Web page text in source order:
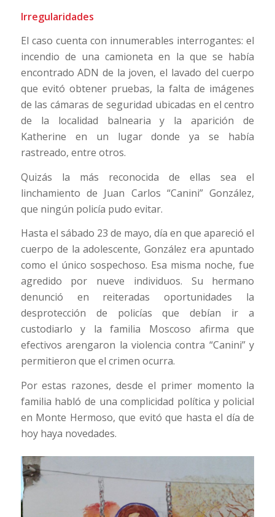
Irregularidades
El caso cuenta con innumerables interrogantes: el
incendio de una camioneta en la que se había
encontrado ADN de la joven, el lavado del cuerpo
que evitó obtener pruebas, la falta de imágenes
de las cámaras de seguridad ubicadas en el centro
de la localidad balnearia y la aparición de
Katherine en un lugar donde ya se había
rastreado, entre otros.
Quizás la más reconocida de ellas sea el
linchamiento de Juan Carlos “Canini” González,
que ningún policía pudo evitar.
Hasta el sábado 23 de mayo, día en que apareció el
cuerpo de la adolescente, González era apuntado
como el único sospechoso. Esa misma noche, fue
agredido por nueve individuos. Su hermano
denunció en reiteradas oportunidades la
desprotección de policías que debían ir a
custodiarlo y la familia Moscoso afirma que
efectivos arengaron la violencia contra “Canini” y
permitieron que el crimen ocurra.
Por estas razones, desde el primer momento la
familia habló de una complicidad política y policial
en Monte Hermoso, que evitó que hasta el día de
hoy haya novedades.